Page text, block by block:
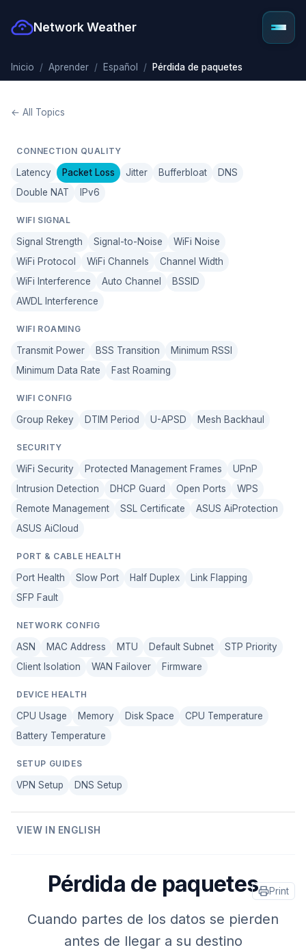
Network Weather
Inicio Aprender Español Pérdida de paquetes
← All Topics
CONNECTION QUALITY
Latency Packet Loss Jitter Bufferbloat
DNS
Double NAT
IPv6
WIFI SIGNAL
Signal Strength Signal-to-Noise
WiFi Noise
WiFi Protocol
WiFi Channels
Channel Width
WiFi Interference
Auto Channel
BSSID
AWDL Interference
WIFI ROAMING
Transmit Power BSS Transition
Minimum RSSI
Minimum Data Rate
Fast Roaming
WIFI CONFIG
Group Rekey DTIM Period U-APSD Mesh Backhaul
SECURITY
WiFi Security Protected Management Frames
UPnP
Intrusion Detection
DHCP Guard Open Ports
WPS
Remote Management
SSL Certificate
ASUS AiProtection
ASUS AiCloud
PORT & CABLE HEALTH
Port Health Slow Port Half Duplex
Link Flapping
SFP Fault
NETWORK CONFIG
ASN MAC Address MTU Default Subnet
STP Priority
Client Isolation
WAN Failover Firmware
DEVICE HEALTH
CPU Usage Memory Disk Space
CPU Temperature
Battery Temperature
SETUP GUIDES
VPN Setup DNS Setup
VIEW IN ENGLISH
Print
Pérdida de paquetes
Cuando partes de los datos se pierden
antes de llegar a su destino